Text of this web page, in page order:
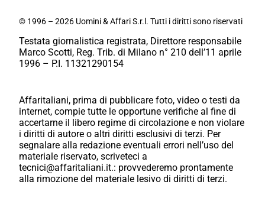
© 1996 – 2026 Uomini & Affari S.r.l. Tutti i diritti sono riservati
Testata giornalistica registrata, Direttore responsabile
Marco Scotti, Reg. Trib. di Milano n° 210 dell’11 aprile
1996 – P.I. 11321290154
Affaritaliani, prima di pubblicare foto, video o testi da
internet, compie tutte le opportune verifiche al fine di
accertarne il libero regime di circolazione e non violare
i diritti di autore o altri diritti esclusivi di terzi. Per
segnalare alla redazione eventuali errori nell’uso del
materiale riservato, scriveteci a
tecnici@affaritaliani.it.: provvederemo prontamente
alla rimozione del materiale lesivo di diritti di terzi.